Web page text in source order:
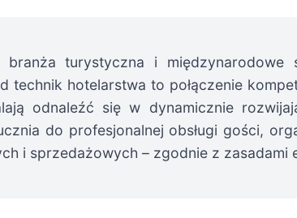
turystyczna i międzynarodowe
technik hotelarstwa to połączenie
odnaleźć się w dynamicznie
do profesjonalnej obsługi gości,
i sprzedażowych – zgodnie z zasadami